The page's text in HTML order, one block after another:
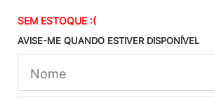
SEM ESTOQUE :(
AVISE-ME QUANDO ESTIVER DISPONÍVEL